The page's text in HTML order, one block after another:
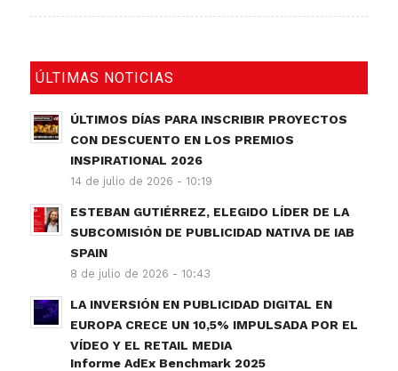
ÚLTIMAS NOTICIAS
ÚLTIMOS DÍAS PARA INSCRIBIR PROYECTOS
CON DESCUENTO EN LOS PREMIOS
INSPIRATIONAL 2026
14 de julio de 2026 - 10:19
ESTEBAN GUTIÉRREZ, ELEGIDO LÍDER DE LA
SUBCOMISIÓN DE PUBLICIDAD NATIVA DE IAB
SPAIN
8 de julio de 2026 - 10:43
LA INVERSIÓN EN PUBLICIDAD DIGITAL EN
EUROPA CRECE UN 10,5% IMPULSADA POR EL
VÍDEO Y EL RETAIL MEDIA
Informe AdEx Benchmark 2025